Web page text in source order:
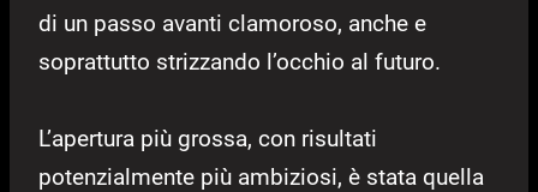
di un passo avanti clamoroso, anche e
soprattutto strizzando l’occhio al futuro.
L’apertura più grossa, con risultati
potenzialmente più ambiziosi, è stata quella